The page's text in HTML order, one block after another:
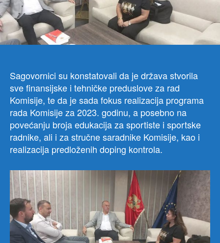
sa
Sagovornici su konstatovali da je država stvorila
sve finansijske i tehničke preduslove za rad
Komisije, te da je sada fokus realizacija programa
rada Komisije za 2023. godinu, a posebno na
povećanju broja edukacija za sportiste i sportske
radnike, ali i za stručne saradnike Komisije, kao i
realizacija predloženih doping kontrola.